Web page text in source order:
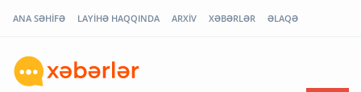
ANA SƏHİFƏ LAYİHƏ HAQQINDA ARXİV XƏBƏRLƏR ƏLAQƏ